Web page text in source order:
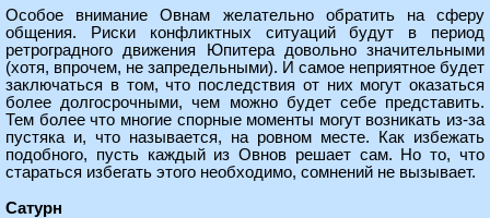
Особое внимание Овнам желательно обратить на сферу
общения. Риски конфликтных ситуаций будут в период
ретроградного движения Юпитера довольно значительными
(хотя, впрочем, не запредельными). И самое неприятное будет
заключаться в том, что последствия от них могут оказаться
более долгосрочными, чем можно будет себе представить.
Тем более что многие спорные моменты могут возникать из-за
пустяка и, что называется, на ровном месте. Как избежать
подобного, пусть каждый из Овнов решает сам. Но то, что
стараться избегать этого необходимо, сомнений не вызывает.
Сатурн